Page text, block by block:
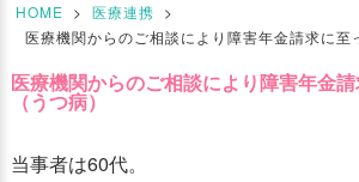
HOME > 医療連携 >
医療機関からのご相談により障害年金請求に至
医療機関からのご相談により障害年金
（うつ病）
当事者は60代。